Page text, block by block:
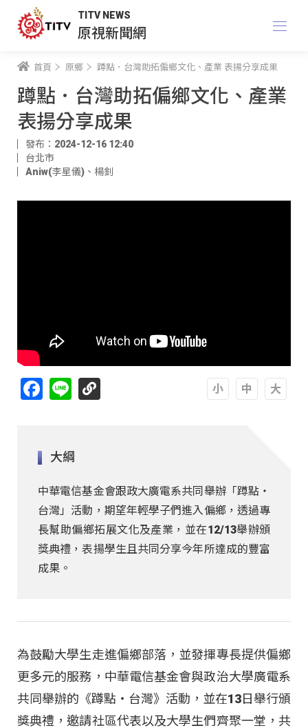
TITV NEWS
原視新聞網
首頁 原鄉 蹲點．台灣助拓偏鄉文化、產業 表揚分享成果
蹲點．台灣助拓偏鄉文化、產業
表揚分享成果
發布：2024-12-16 12:40
台北市
Aniw(李星儀) 、 楊釗
Facebook
Line
大綱
中華電信基金會跟政大廣電系共同舉辦「蹲點‧
台灣」活動，期望年輕學子們進入偏鄉，透過專
長幫助偏鄉拓展文化及產業，並在12/13舉辦頒
獎典禮，表揚學生且共同分享今年所達成的豐富
成果。
為鼓勵大學生走進偏鄉部落，並發揮專長提供偏鄉
更多元的服務，中華電信基金會與政治大學廣電系
共同舉辦的《蹲點‧台灣》活動，並在13日舉行頒
獎典禮，邀請社區代表以及大學生們齊聚一堂，共